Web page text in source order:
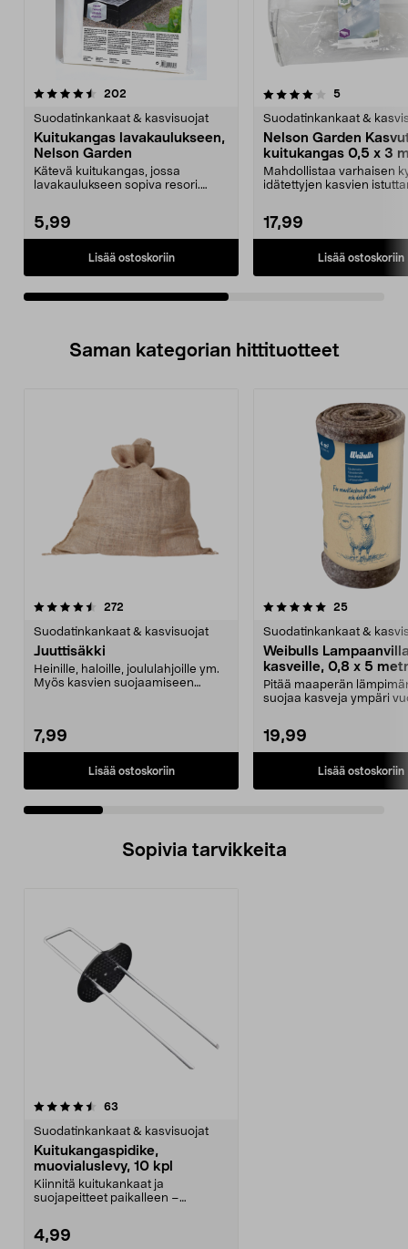
202
Suodatinkankaat & kasvisuojat
Kuitukangas lavakaulukseen,
Nelson Garden
Kätevä kuitukangas, jossa
lavakaulukseen sopiva resori.
5,99
Lisää ostoskoriin
4.0viidestä
5arvostelut
Suodatinkankaat &
Nelson Garden
kuitukangas 0,5 x 3
Mahdollistaa varhaisen
idätettyjen kasvien
17,99
Lisää ostoskoriin
4.5viidestä
Saman kategorian hittituotteet
272
Suodatinkankaat & kasvisuojat
Juuttisäkki
Heinille, haloille, joululahjoille ym.
Myös kasvien suojaamiseen
7,99
Lisää ostoskoriin
5.0 viidestä
25arvostelut
Suodatinkankaat &
Weibulls
kasveille, 0,8 x 5
Pitää maaperän
suojaa kasveja ympäri
19,99
Lisää ostoskoriin
4.5 viidestä
Sopivia tarvikkeita
63
Suodatinkankaat & kasvisuojat
Kuitukangaspidike,
muovialuslevy, 10 kpl
Kiinnitä kuitukankaat ja
suojapeitteet paikalleen –
4,99